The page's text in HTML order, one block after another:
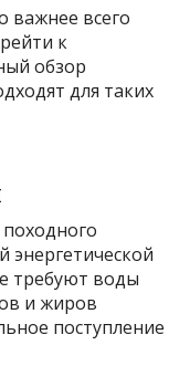
важнее всего
к
обзор
для таких
требуют воды
и жиров
поступление